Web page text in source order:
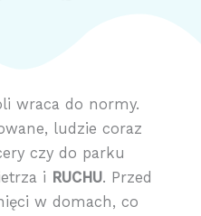
wraca do normy.
ludzie coraz
czy do parku
i RUCHU. Przed
w domach, co